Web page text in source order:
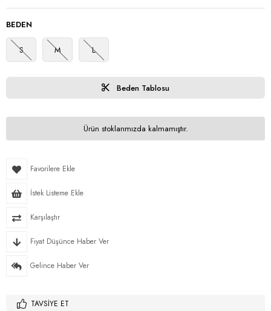
BEDEN
S M L
Beden Tablosu
Ürün stoklarımızda kalmamıştır.
Favorilere Ekle
İstek Listeme Ekle
Karşılaştır
Fiyat Düşünce Haber Ver
Gelince Haber Ver
TAVSIYE ET